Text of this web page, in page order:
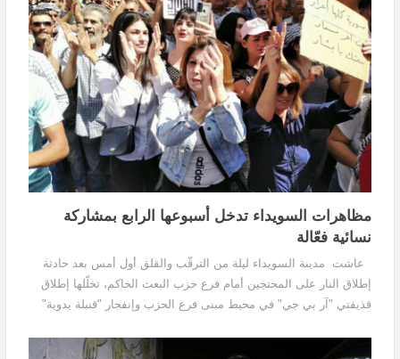
مظاهرات السويداء تدخل أسبوعها الرابع بمشاركة
نسائية فعّالة
عاشت مدينة السويداء ليلة من الترقّب والقلق أول أمس بعد حادثة
إطلاق النار على المحتجين أمام فرع حزب البعث الحاكم، تخلّلها إطلاق
قذيفتي "آر بي جي" في محيط مبنى فرع الحزب وإنفجار "قنبلة يدوية"